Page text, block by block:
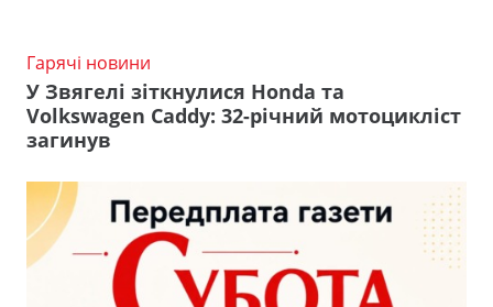
Гарячі новини
У Звягелі зіткнулися Honda та
Volkswagen Caddy: 32-річний мотоцикліст
загинув